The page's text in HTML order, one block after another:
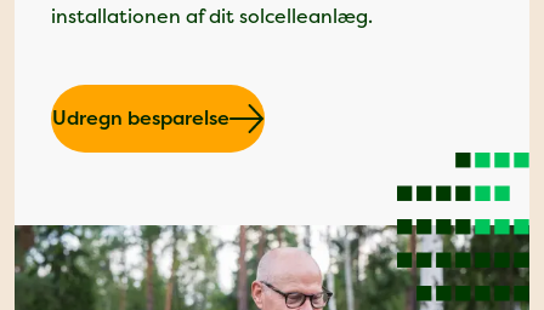
installationen af dit solcelleanlæg.
Udregn besparelse